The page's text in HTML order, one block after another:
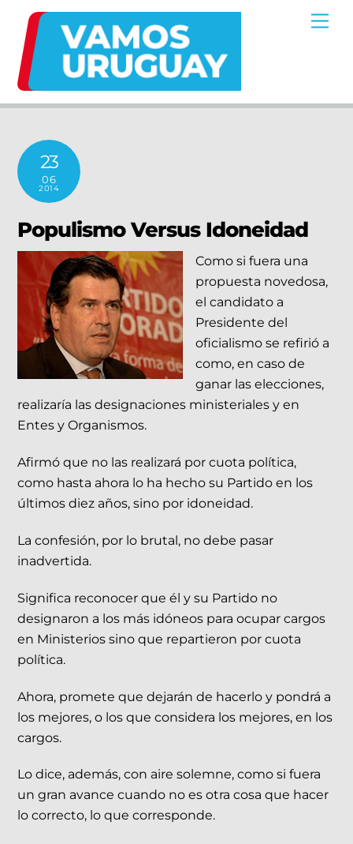
content
23
06
2014
Populismo Versus Idoneidad
Como si fuera una
propuesta novedosa,
el candidato a
Presidente del
oficialismo se refirió a
como, en caso de
ganar las elecciones,
realizaría las designaciones ministeriales y en
Entes y Organismos.
Afirmó que no las realizará por cuota política,
como hasta ahora lo ha hecho su Partido en los
últimos diez años, sino por idoneidad.
La confesión, por lo brutal, no debe pasar
inadvertida.
Significa reconocer que él y su Partido no
designaron a los más idóneos para ocupar cargos
en Ministerios sino que repartieron por cuota
política.
Ahora, promete que dejarán de hacerlo y pondrá a
los mejores, o los que considera los mejores, en los
cargos.
Lo dice, además, con aire solemne, como si fuera
un gran avance cuando no es otra cosa que hacer
lo correcto, lo que corresponde.